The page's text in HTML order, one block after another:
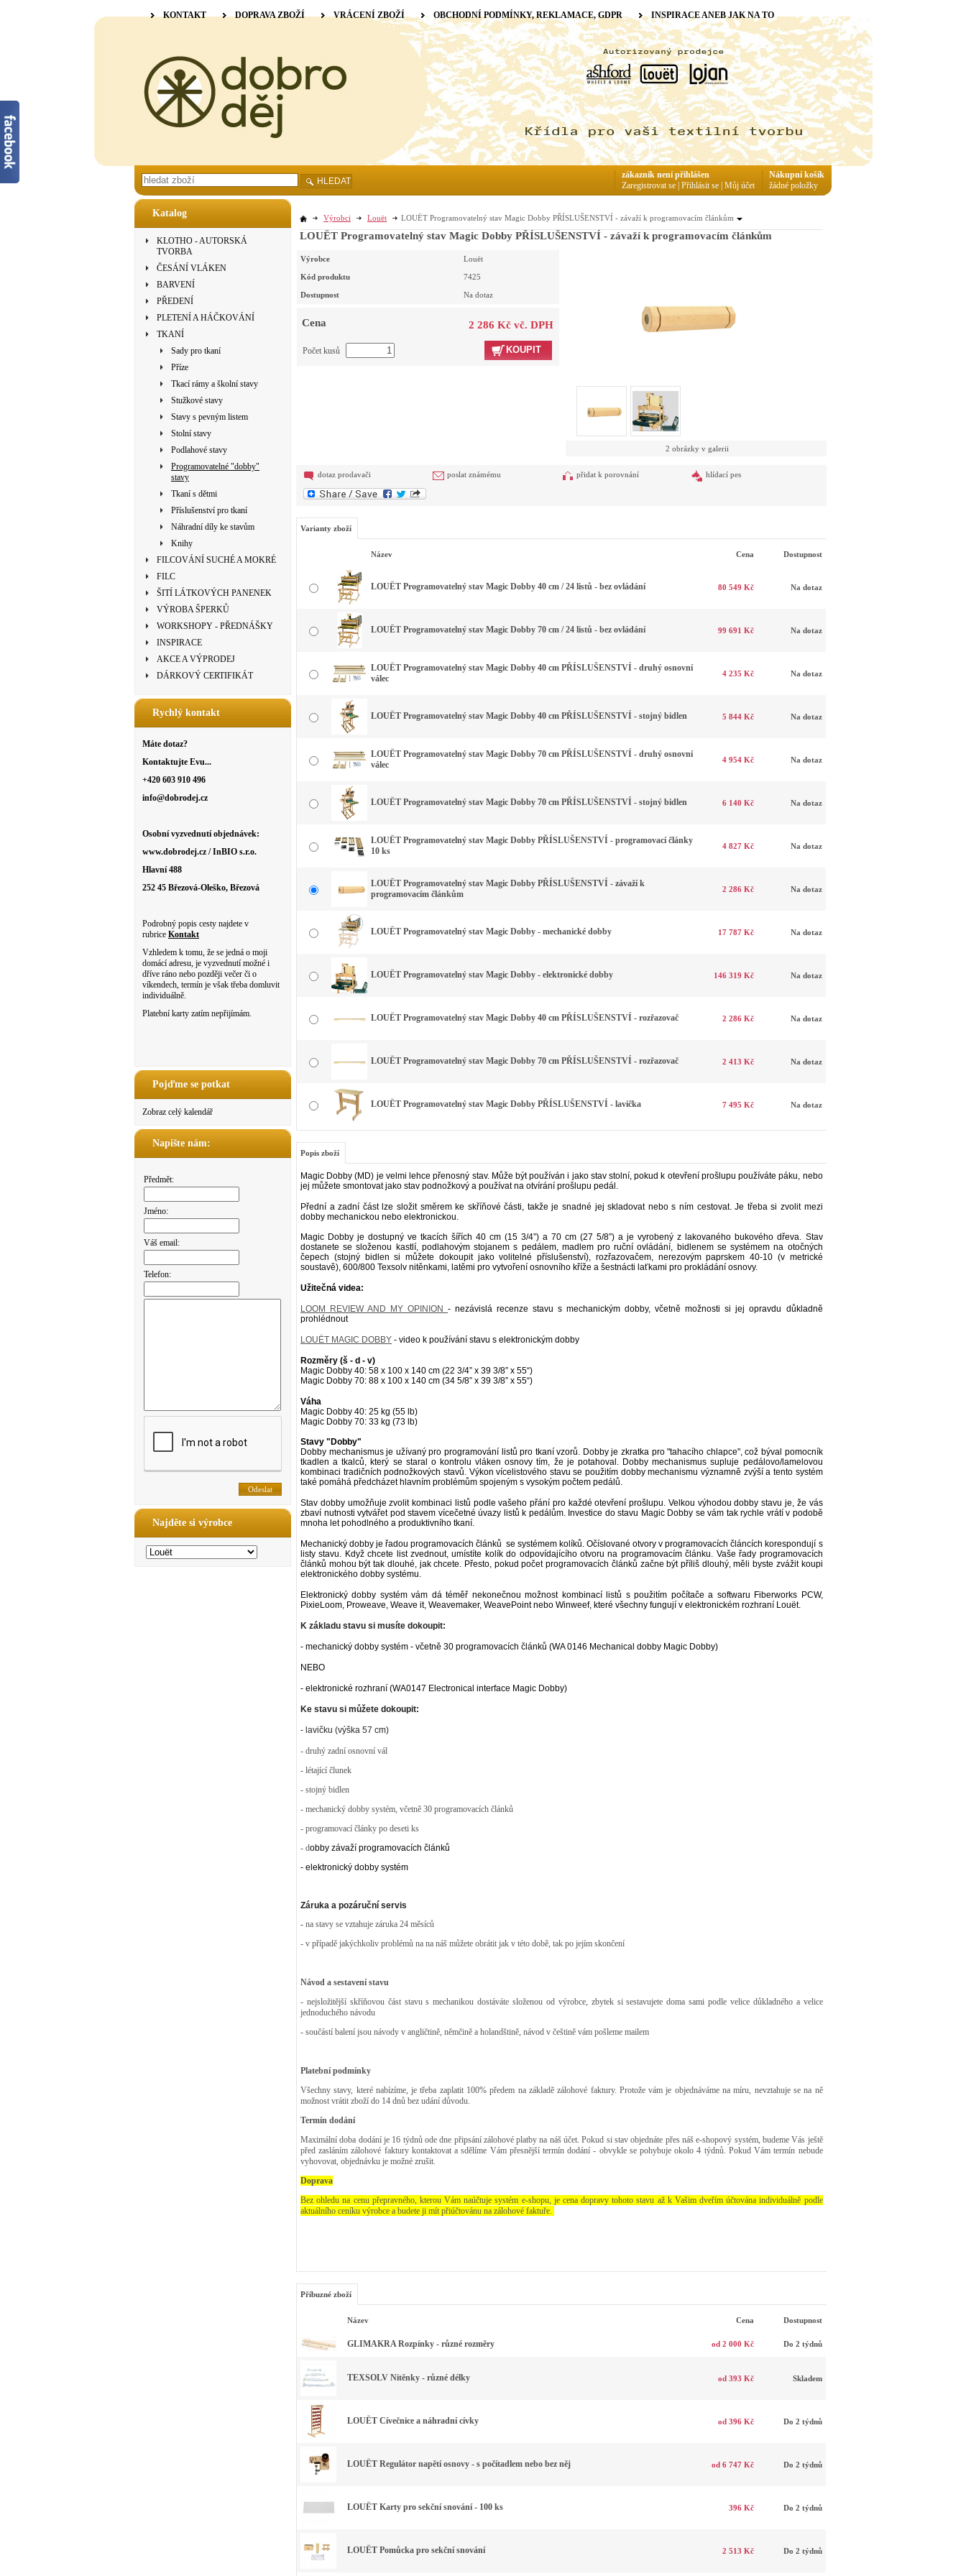
Katalog
KLOTHO - AUTORSKÁ
TVORBA
ČESÁNÍ VLÁKEN
BARVENÍ
PŘEDENÍ
PLETENÍ A HÁČKOVÁNÍ
TKANÍ
Sady pro tkaní
Příze
Tkací rámy a školní stavy
Stužkové stavy
Stavy s pevným listem
Stolní stavy
Podlahové stavy
Programovatelné "dobby"
stavy
Tkaní s dětmi
Příslušenství pro tkaní
Náhradní díly ke stavům
Knihy
FILCOVÁNÍ SUCHÉ A MOKRÉ
FILC
ŠITÍ LÁTKOVÝCH PANENEK
VÝROBA ŠPERKŮ
WORKSHOPY - PŘEDNÁŠKY
INSPIRACE
AKCE A VÝPRODEJ
DÁRKOVÝ CERTIFIKÁT
Rychlý kontakt
Máte dotaz?
Kontaktujte Evu...
+420 603 910 496
info@dobrodej.cz
Osobní vyzvednutí objednávek:
www.dobrodej.cz / InBIO s.r.o.
Hlavní 488
252 45 Březová-Oleško, Březová
Podrobný popis cesty najdete v
rubrice Kontakt
Vzhledem k tomu, že se jedná o moji
domácí adresu, je vyzvednutí možné i
dříve ráno nebo později večer či o
víkendech, termín je však třeba domluvit
individuálně.
Platební karty zatím nepřijímám.
Pojďme se potkat
Zobraz celý kalendář
Napište nám:
Předmět:
Jméno:
Váš email:
Telefon:
Najděte si výrobce
Výrobci Louët LOUËT Programovatelný stav Magic Dobby PŘÍSLUŠENSTVÍ - závaží k programovacím článkům
LOUËT Programovatelný stav Magic Dobby PŘÍSLUŠENSTVÍ - závaží k programovacím článkům
Výrobce Louët
Kód produktu 7425
Dostupnost Na dotaz
Cena 2 286 Kč vč. DPH
KOUPIT
Počet kusů
2 obrázky v galerii
dotaz prodavači poslat známému přidat k porovnání hlídací pes
Varianty zboží
Název Cena Dostupnost
LOUËT Programovatelný stav Magic Dobby 40 cm / 24 listů - bez ovládání 80 549 Kč Na dotaz
LOUËT Programovatelný stav Magic Dobby 70 cm / 24 listů - bez ovládání 99 691 Kč Na dotaz
LOUËT Programovatelný stav Magic Dobby 40 cm PŘÍSLUŠENSTVÍ - druhý osnovní
válec
4 235 Kč Na dotaz
LOUËT Programovatelný stav Magic Dobby 40 cm PŘÍSLUŠENSTVÍ - stojný bidlen 5 844 Kč Na dotaz
LOUËT Programovatelný stav Magic Dobby 70 cm PŘÍSLUŠENSTVÍ - druhý osnovní
válec
4 954 Kč Na dotaz
LOUËT Programovatelný stav Magic Dobby 70 cm PŘÍSLUŠENSTVÍ - stojný bidlen 6 140 Kč Na dotaz
LOUËT Programovatelný stav Magic Dobby PŘÍSLUŠENSTVÍ - programovací články
10 ks
4 827 Kč Na dotaz
LOUËT Programovatelný stav Magic Dobby PŘÍSLUŠENSTVÍ - závaží k
programovacím článkům
2 286 Kč Na dotaz
LOUËT Programovatelný stav Magic Dobby - mechanické dobby 17 787 Kč Na dotaz
LOUËT Programovatelný stav Magic Dobby - elektronické dobby 146 319 Kč Na dotaz
LOUËT Programovatelný stav Magic Dobby 40 cm PŘÍSLUŠENSTVÍ - rozřazovač 2 286 Kč Na dotaz
LOUËT Programovatelný stav Magic Dobby 70 cm PŘÍSLUŠENSTVÍ - rozřazovač 2 413 Kč Na dotaz
LOUËT Programovatelný stav Magic Dobby PŘÍSLUŠENSTVÍ - lavička 7 495 Kč Na dotaz
Popis zboží
Magic Dobby (MD) je velmi lehce přenosný stav. Může být používán i jako stav stolní, pokud k otevření prošlupu používáte páku, nebo
jej můžete smontovat jako stav podnožkový a používat na otvírání prošlupu pedál.
Přední a zadní část lze složit směrem ke skříňové části, takže je snadné jej skladovat nebo s ním cestovat. Je třeba si zvolit mezi
dobby mechanickou nebo elektronickou.
Magic Dobby je dostupný ve tkacích šířích 40 cm (15 3/4”) a 70 cm (27 5/8”) a je vyrobený z lakovaného bukového dřeva. Stav
dostanete se složenou kastlí, podlahovým stojanem s pedálem, madlem pro ruční ovládání, bidlenem se systémem na otočných
čepech (stojný bidlen si můžete dokoupit jako volitelné příslušenství), rozřazovačem, nerezovým paprskem 40-10 (v metrické
soustavě), 600/800 Texsolv nitěnkami, latěmi pro vytvoření osnovního kříže a šestnácti laťkami pro prokládání osnovy.
Užitečná videa:
LOOM REVIEW AND MY OPINION- nezávislá recenze stavu s mechanickým dobby, včetně možnosti si jej opravdu důkladně
prohlédnout
LOUËT MAGIC DOBBY - video k používání stavu s elektronickým dobby
Rozměry (š - d - v)
Magic Dobby 40: 58 x 100 x 140 cm (22 3/4” x 39 3/8” x 55“)
Magic Dobby 70: 88 x 100 x 140 cm (34 5/8” x 39 3/8” x 55“)
Váha
Magic Dobby 40: 25 kg (55 lb)
Magic Dobby 70: 33 kg (73 lb)
Stavy "Dobby"
Dobby mechanismus je užívaný pro programování listů pro tkaní vzorů. Dobby je zkratka pro "tahacího chlapce", což býval pomocník
tkadlen a tkalců, který se staral o kontrolu vláken osnovy tím, že je potahoval. Dobby mechanismus supluje pedálovo/lamelovou
kombinaci tradičních podnožkových stavů. Výkon vícelistového stavu se použitím dobby mechanismu významně zvýší a tento systém
také pomáhá předcházet hlavním problémům spojeným s vysokým počtem pedálů.
Stav dobby umožňuje zvolit kombinaci listů podle vašeho přání pro každé otevření prošlupu. Velkou výhodou dobby stavu je, že vás
zbaví nutnosti vytvářet pod stavem vícečetné úvazy listů k pedálům. Investice do stavu Magic Dobby se vám tak rychle vrátí v podobě
mnoha let pohodlného a produktivního tkaní.
Mechanický dobby je řadou programovacích článků se systémem kolíků. Očíslované otvory v programovacích článcích korespondují s
listy stavu. Když chcete list zvednout, umístíte kolík do odpovídajícího otvoru na programovacím článku. Vaše řady programovacích
článků mohou být tak dlouhé, jak chcete. Přesto, pokud počet programovacích článků začne být příliš dlouhý, měli byste zvážit koupi
elektronického dobby systému.
Elektronický dobby systém vám dá téměř nekonečnou možnost kombinací listů s použitím počítače a softwaru Fiberworks PCW,
PixieLoom, Proweave, Weave it, Weavemaker, WeavePoint nebo Winweef, které všechny fungují v elektronickém rozhraní Louët.
K základu stavu si musíte dokoupit:
- mechanický dobby systém - včetně 30 programovacích článků (WA 0146 Mechanical dobby Magic Dobby)
NEBO
- elektronické rozhraní (WA0147 Electronical interface Magic Dobby)
Ke stavu si můžete dokoupit:
- lavičku (výška 57 cm)
- druhý zadní osnovní vál
- létající člunek
- stojný bidlen
- mechanický dobby systém, včetně 30 programovacích článků
- programovací články po deseti ks
- dobby závaží programovacích článků
- e lektronický dobby systém
Záruka a pozáruční servis
- na stavy se vztahuje záruka 24 měsíců
- v případě jakýchkoliv problémů na na náš můžete obrátit jak v této době, tak po jejím skončení
Návod a sestavení stavu
- nejsložitější skříňovou část stavu s mechanikou dostáváte složenou od výrobce, zbytek si sestavujete doma sami podle velice důkladného a velice
jednoduchého návodu
- součástí balení jsou návody v angličtině, němčině a holandštině, návod v češtině vám pošleme mailem
Platební podmínky
Všechny stavy, které nabízíme, je třeba zaplatit 100% předem na základě zálohové faktury. Protože vám je objednáváme na míru, nevztahuje se na ně
možnost vrátit zboží do 14 dnů bez udání důvodu.
Termín dodání
Maximální doba dodání je 16 týdnů ode dne připsání zálohové platby na náš účet. Pokud si stav objednáte přes náš e-shopový systém, budeme Vás ještě
před zasláním zálohové faktury kontaktovat a sdělíme Vám přesnější termín dodání - obvykle se pohybuje okolo 4 týdnů. Pokud Vám termín nebude
vyhovovat, objednávku je možné zrušit.
Doprava
Bez ohledu na cenu přepravného, kterou Vám naúčtuje systém e-shopu, je cena dopravy tohoto stavu až k Vašim dveřím účtována individuálně podle
aktuálního ceníku výrobce a budete ji mít přiúčtovánu na zálohové faktuře.
Příbuzné zboží
Název Cena Dostupnost
GLIMAKRA Rozpínky - různé rozměry od 2 000 Kč Do 2 týdnů
TEXSOLV Nitěnky - různé délky od 393 Kč Skladem
LOUËT Cívečnice a náhradní cívky od 396 Kč Do 2 týdnů
LOUËT Regulátor napětí osnovy - s počítadlem nebo bez něj od 6 747 Kč Do 2 týdnů
LOUËT Karty pro sekční snování - 100 ks 396 Kč Do 2 týdnů
LOUËT Pomůcka pro sekční snování 2 513 Kč Do 2 týdnů
KONTAKT DOPRAVA ZBOŽÍ VRÁCENÍ ZBOŽÍ OBCHODNÍ PODMÍNKY, REKLAMACE, GDPR INSPIRACE ANEB JAK NA TO
HLEDAT
Nákupní košík
žádné položky
zákazník není přihlášen
Zaregistrovat se Přihlásit se Můj účet